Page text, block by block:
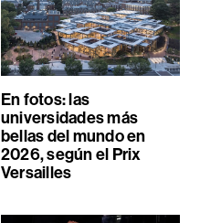
En fotos: las
universidades más
bellas del mundo en
2026, según el Prix
Versailles